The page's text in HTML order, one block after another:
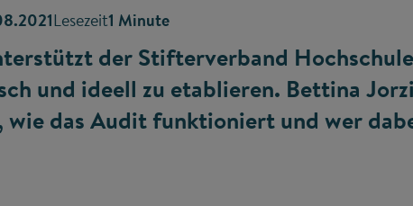
Lesezeit1 Minute
der Stifterverband
und ideell zu etablieren. Bettina
das Audit funktioniert und wer